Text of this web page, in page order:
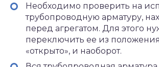
Необходимо проверить на
трубопроводную арматуру,
перед агрегатом. Для этого
переключить ее из положения
«открыто», и наоборот.